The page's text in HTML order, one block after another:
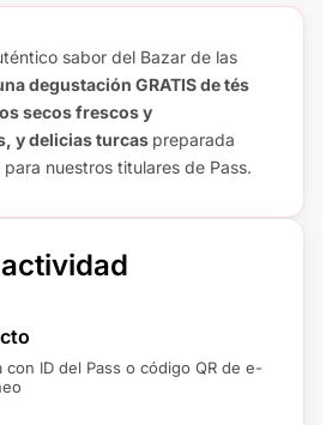
sabor del Bazar de las
degustación GRATIS de tés
secos frescos y
y delicias turcas preparada
nuestros titulares de Pass.
con ID del Pass o código QR de e-